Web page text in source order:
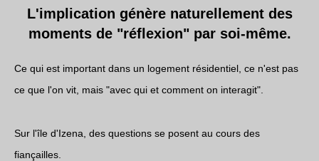
L'implication génère naturellement des
moments de "réflexion" par soi-même.
Ce qui est important dans un logement résidentiel, ce n'est pas
ce que l'on vit, mais "avec qui et comment on interagit".
Sur l'île d'Izena, des questions se posent au cours des
fiançailles.